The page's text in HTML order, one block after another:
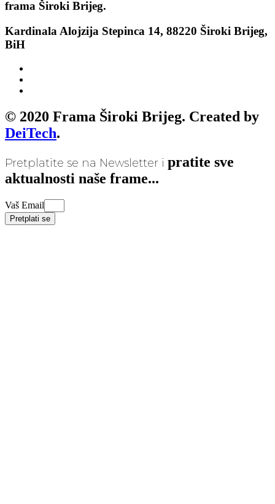
frama Široki Brijeg.
Kardinala Alojzija Stepinca 14, 88220 Široki Brijeg,
BiH
© 2020 Frama Široki Brijeg. Created by
DeiTech.
Pretplatite se na Newsletter i pratite sve
aktualnosti naše frame...
Vaš Email
Pretplati se